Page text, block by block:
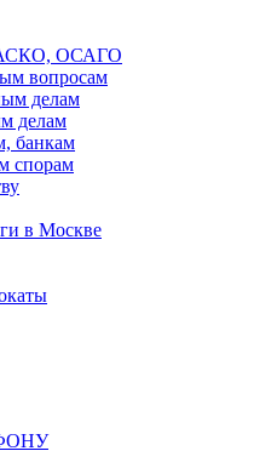
ОСАГО
вопросам
делам
делам
банкам
спорам
в Москве